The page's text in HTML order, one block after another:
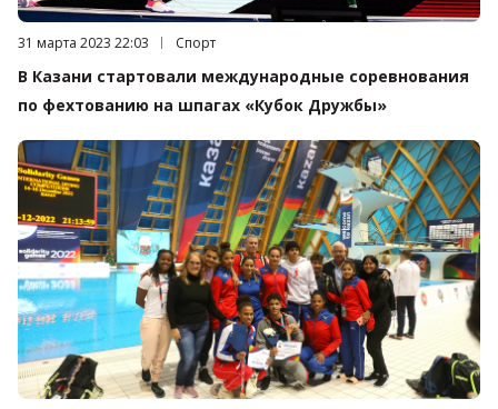
Дата публикации:
31 марта 2023 22:03 Категория:
Спорт
В Казани стартовали международные соревнования
по фехтованию на шпагах «Кубок Дружбы»